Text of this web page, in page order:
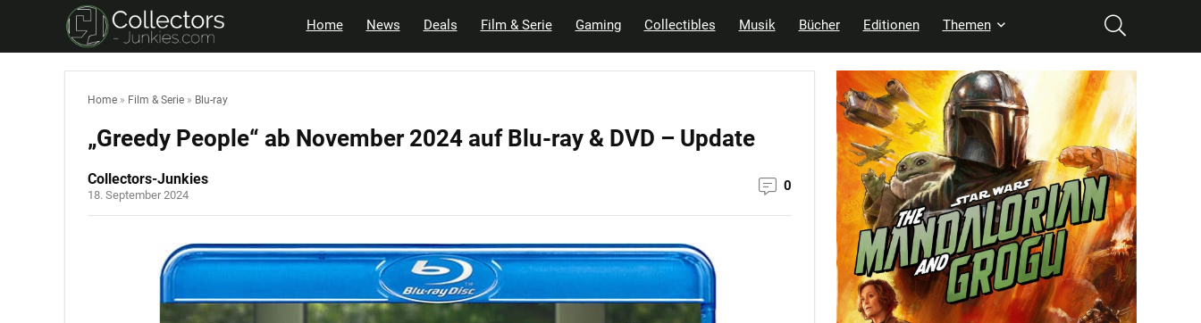
Home News Deals Film & Serie Gaming Collectibles Musik Bücher Editionen Themen
Home » Film & Serie » Blu-ray
„Greedy People“ ab November 2024 auf Blu-ray & DVD – Update
Collectors-Junkies
18. September 2024
0